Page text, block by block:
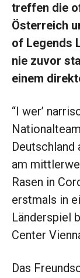
treffen die
Österreich
of Legends
nie zuvor
einem
“I wer’
Deutschland
am
Rasen in
erstmals in
Länderspiel
Center
Das